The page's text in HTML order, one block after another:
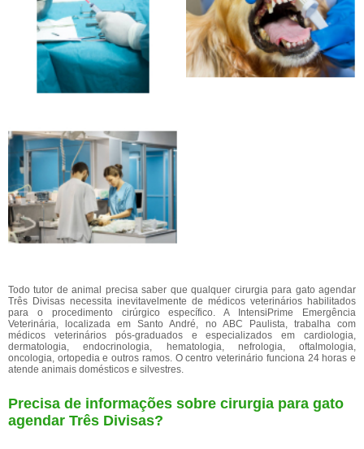
Todo tutor de animal precisa saber que qualquer cirurgia para gato agendar
Três Divisas necessita inevitavelmente de médicos veterinários habilitados
para o procedimento cirúrgico específico. A IntensiPrime Emergência
Veterinária, localizada em Santo André, no ABC Paulista, trabalha com
médicos veterinários pós-graduados e especializados em cardiologia,
dermatologia, endocrinologia, hematologia, nefrologia, oftalmologia,
oncologia, ortopedia e outros ramos. O centro veterinário funciona 24 horas e
atende animais domésticos e silvestres.
Precisa de informações sobre cirurgia para gato
agendar Três Divisas?